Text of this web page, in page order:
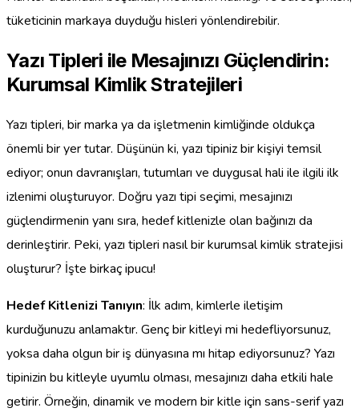
tüketicinin markaya duyduğu hisleri yönlendirebilir.
Yazı Tipleri ile Mesajınızı Güçlendirin:
Kurumsal Kimlik Stratejileri
Yazı tipleri, bir marka ya da işletmenin kimliğinde oldukça
önemli bir yer tutar. Düşünün ki, yazı tipiniz bir kişiyi temsil
ediyor; onun davranışları, tutumları ve duygusal hali ile ilgili ilk
izlenimi oluşturuyor. Doğru yazı tipi seçimi, mesajınızı
güçlendirmenin yanı sıra, hedef kitlenizle olan bağınızı da
derinleştirir. Peki, yazı tipleri nasıl bir kurumsal kimlik stratejisi
oluşturur? İşte birkaç ipucu!
Hedef Kitlenizi Tanıyın: İlk adım, kimlerle iletişim
kurduğunuzu anlamaktır. Genç bir kitleyi mi hedefliyorsunuz,
yoksa daha olgun bir iş dünyasına mı hitap ediyorsunuz? Yazı
tipinizin bu kitleyle uyumlu olması, mesajınızı daha etkili hale
getirir. Örneğin, dinamik ve modern bir kitle için sans-serif yazı